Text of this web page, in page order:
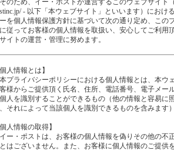
のため、イー・ポストが運営するこのウェブサイト
- 以下「本ウェブサイト」といいます）におけ
を個人情報保護方針に基づいて次の通り定め、この
従ってお客様の個人情報を取扱い、安心してご利用
イトの運営・管理に努めます。
個人情報とは】
プライバシーポリシーにおける個人情報とは、本ウ
様からご提供頂く氏名、住所、電話番号、電子メー
人を識別することができるもの（他の情報と容易に
それによって当該個人を識別できるものを含みます
個人情報の取得】
ー・ポストは、お客様の個人情報を偽りその他の不
はございません。また、お客様に個人情報のご提供